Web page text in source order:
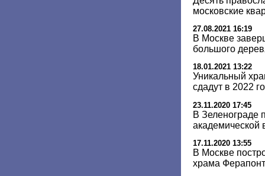
московские
27.08.2021 16:19
В Москве
большого
18.01.2021 13:22
Уникальный
сдадут в 2022
23.11.2020 17:45
В Зеленограде
академической
17.11.2020 13:55
В Москве
храма